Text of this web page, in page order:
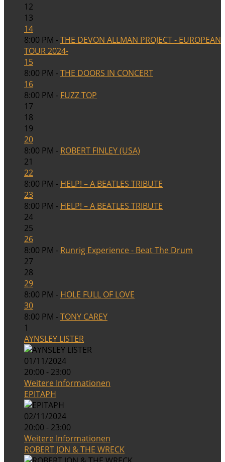
12
13
14
8:00 PM -THE DEVON ALLMAN PROJECT - EUROPEAN
TOUR 2024-
15
8:00 PM -THE DOORS IN CONCERT
16
8:00 PM - FUZZ TOP
17
18
19
20
8:00 PM - ROBERT FINLEY (USA)
21
22
8:00 PM - HELP! – A BEATLES TRIBUTE
23
8:00 PM - HELP! – A BEATLES TRIBUTE
24
25
26
8:00 PM - Runrig Experience - Beat The Drum
27
28
29
8:00 PM - HOLE FULL OF LOVE
30
8:00 PM -TONY CAREY
1
AYNSLEY LISTER
01/11/2024
20:00 - 23:00
Weitere Informationen
EPITAPH
02/11/2024
20:00 - 23:00
Weitere Informationen
ROBERT JON & THE WRECK